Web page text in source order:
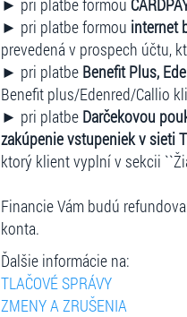
► pri platbe formou
► pri platbe formou internet
prevedená v prospech účtu,
► pri platbe Benefit Plus,
Benefit plus/Edenred/Callio
► pri platbe Darčekovou
zakúpenie vstupeniek v sieti
ktorý klient vyplní v sekcii
Financie Vám budú
konta.
Ďalšie informácie na:
TLAČOVÉ SPRÁVY
ZMENY A ZRUŠENIA